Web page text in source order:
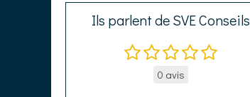
Ils parlent de SVE Conseils
0 avis